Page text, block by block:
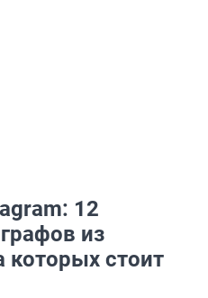
12
из
которых стоит